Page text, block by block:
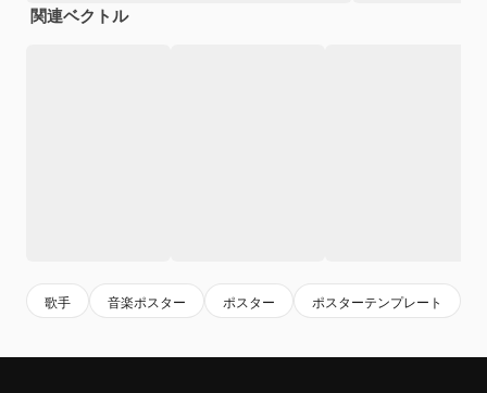
関連ベクトル
歌手 音楽ポスター ポスター ポスターテンプレート